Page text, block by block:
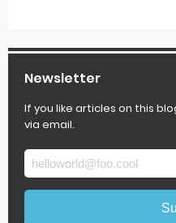
Newsletter
If you like articles on this
via email.